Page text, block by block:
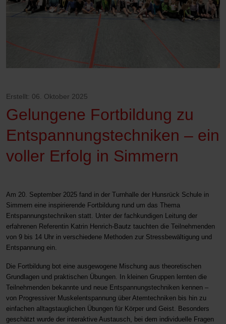
Erstellt: 06. Oktober 2025
Gelungene Fortbildung zu
Entspannungstechniken – ein
voller Erfolg in Simmern
Am 20. September 2025 fand in der Turnhalle der Hunsrück Schule in
Simmern eine inspirierende Fortbildung rund um das Thema
Entspannungstechniken statt. Unter der fachkundigen Leitung der
erfahrenen Referentin Katrin Henrich-Bautz tauchten die Teilnehmenden
von 9 bis 14 Uhr in verschiedene Methoden zur Stressbewältigung und
Entspannung ein.
Die Fortbildung bot eine ausgewogene Mischung aus theoretischen
Grundlagen und praktischen Übungen. In kleinen Gruppen lernten die
Teilnehmenden bekannte und neue Entspannungstechniken kennen –
von Progressiver Muskelentspannung über Atemtechniken bis hin zu
einfachen alltagstauglichen Übungen für Körper und Geist. Besonders
geschätzt wurde der interaktive Austausch, bei dem individuelle Fragen